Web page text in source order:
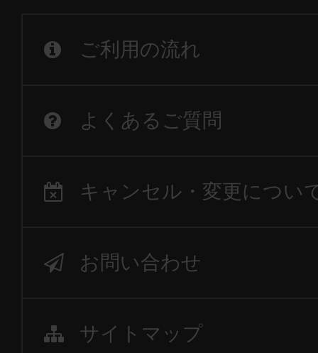
ご利用の流れ
よくあるご質問
キャンセル・変更につい
お問い合わせ
サイトマップ